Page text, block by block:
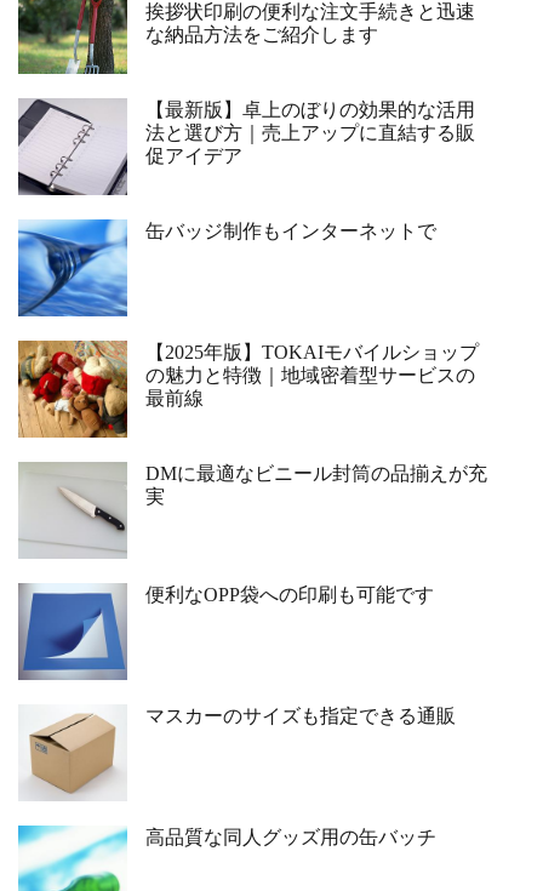
挨拶状印刷の便利な注文手続きと迅速
な納品方法をご紹介します
【最新版】卓上のぼりの効果的な活用
法と選び方｜売上アップに直結する販
促アイデア
缶バッジ制作もインターネットで
【2025年版】TOKAIモバイルショップ
の魅力と特徴｜地域密着型サービスの
最前線
DMに最適なビニール封筒の品揃えが充
実
便利なOPP袋への印刷も可能です
マスカーのサイズも指定できる通販
高品質な同人グッズ用の缶バッチ